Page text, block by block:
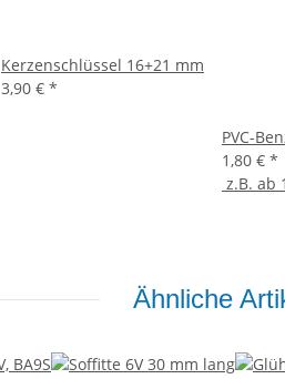
Kerzenschlüssel 16+21 mm
3,90 € *
PVC-
1,80 € *
z.B. ab
Ähnliche